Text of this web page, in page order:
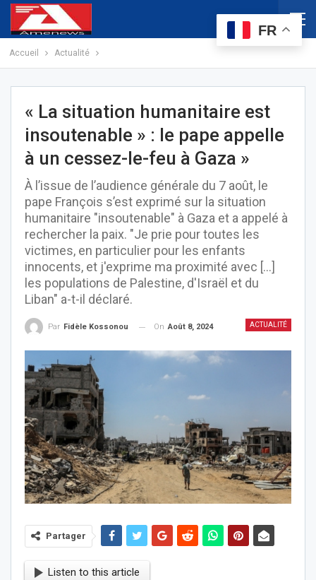
Accueil Actualité
« La situation humanitaire est
insoutenable » : le pape appelle
à un cessez-le-feu à Gaza »
À l’issue de l’audience générale du 7 août, le
pape François s’est exprimé sur la situation
humanitaire "insoutenable" à Gaza et a appelé à
rechercher la paix. "Je prie pour toutes les
victimes, en particulier pour les enfants
innocents, et j'exprime ma proximité avec [...]
les populations de Palestine, d'Israël et du
Liban" a-t-il déclaré.
ACTUALITÉ
Par Fidèle Kossonou On Août 8, 2024
Partager
Listen to this article
FR